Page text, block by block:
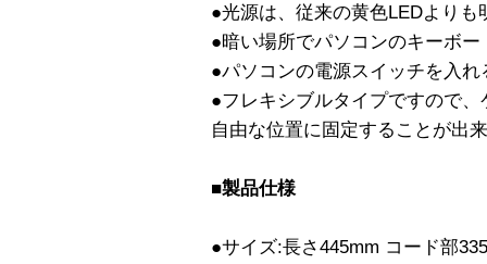
●光源は、従来の黄色LEDより
●暗い場所でパソコンのキーボ
●パソコンの電源スイッチを入
●フレキシブルタイプですので
自由な位置に固定することが出
■製品仕様
●サイズ:長さ445mm コード部